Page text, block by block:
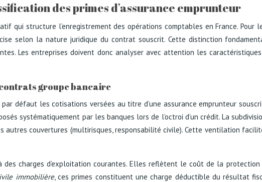
des primes d’assurance emprunteur
qui structure l’enregistrement des opérations comptables en France. Pour
selon la nature juridique du contrat souscrit. Cette distinction
Les entreprises doivent donc analyser avec attention les
contrats groupe bancaire
défaut les cotisations versées au titre d’une assurance emprunteur
systématiquement par les banques lors de l’octroi d’un crédit. La
autres couvertures (multirisques, responsabilité civile). Cette ventilation
des charges d’exploitation courantes. Elles reflètent le coût de la
immobilière, ces primes constituent une charge déductible du résultat